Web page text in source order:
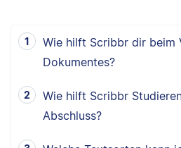
Wie hilft Scribbr dir beim
Dokumentes?
Wie hilft Scribbr
Abschluss?